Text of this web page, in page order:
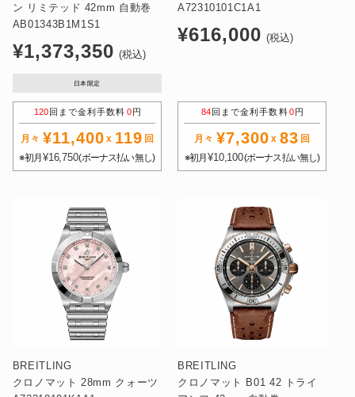
ン リミテッド 42mm 自動巻
AB01343B1M1S1
通
格
¥1,373,350 (税込)
日本限定
120回まで金利手数料 0円
月々 ¥11,400 x 119 回
※初月 ¥16,750(ボーナス払い無し)
A72310101C1A1
通
¥616,000 (税込)
84回まで金利手数料0円
月々 ¥7,300 x 83 回
※初月 ¥10,100(ボーナス払い無し)
BREITLING
クロノマット 28mm クォーツ
BREITLING
クロノマット B01 42 トライ